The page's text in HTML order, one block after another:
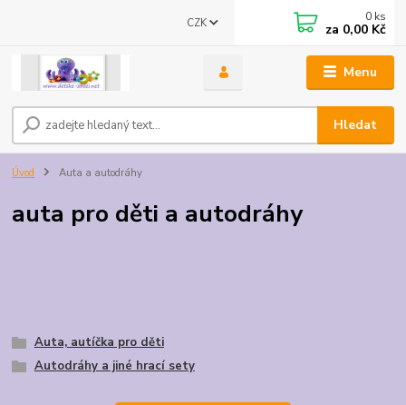
Menu
CZK
Hledat
0 ks
za 0,00 Kč
Úvod Auta a autodráhy
auta pro děti a autodráhy
Auta, autíčka pro děti
Autodráhy a jiné hrací sety